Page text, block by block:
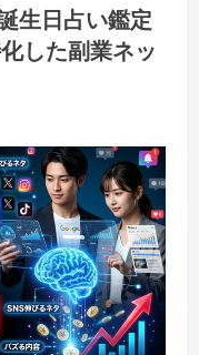
生日占い鑑定
した副業ネッ